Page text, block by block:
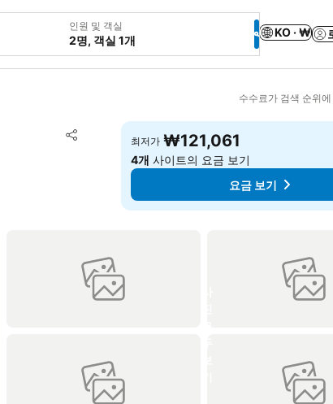
인원 및 객실
2명, 객실 1개
KO · ₩
수수료가 검색 순위
공유
즐겨찾기에 추가
최저가 ₩121,061
4개 사이트의 요금 보기
요금 보기